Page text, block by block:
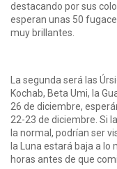
destacando por sus
esperan unas 50
muy brillantes.
La segunda será las
Kochab, Beta Umi, la
26 de diciembre,
22-23 de diciembre. Si
la normal, podrían ser
la Luna estará baja a lo
horas antes de que